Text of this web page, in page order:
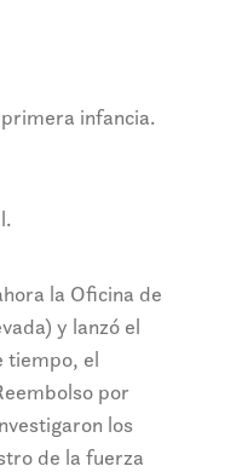
infancia.
la Oficina de
y lanzó el
tiempo, el
por
los
de la fuerza